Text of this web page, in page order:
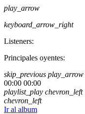
play_arrow
keyboard_arrow_right
Listeners:
Principales oyentes:
skip_previous play_arrow
00:00 00:00
playlist_play chevron_left
chevron_left
Ir al album